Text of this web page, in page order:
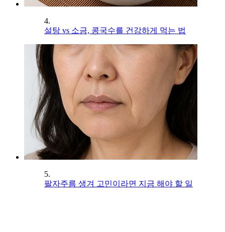
4.
설탕 vs 소금, 콩국수를 건강하게 먹는 법
5.
팔자주름 생겨 고민이라면 지금 해야 할 일